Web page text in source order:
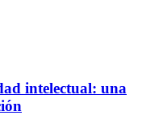
intelectual: una